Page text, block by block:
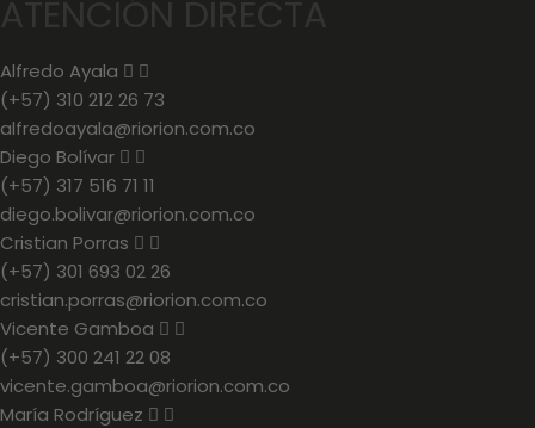
ATENCIÓN DIRECTA
Alfredo Ayala
(+57) 310 212 26 73
alfredoayala@riorion.com.co
Diego Bolívar
(+57) 317 516 71 11
diego.bolivar@riorion.com.co
Cristian Porras
(+57) 301 693 02 26
cristian.porras@riorion.com.co
Vicente Gamboa
(+57) 300 241 22 08
vicente.gamboa@riorion.com.co
María Rodríguez